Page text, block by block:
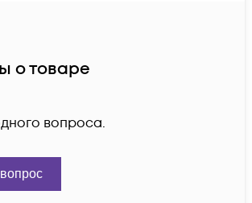
о товаре
вопроса.